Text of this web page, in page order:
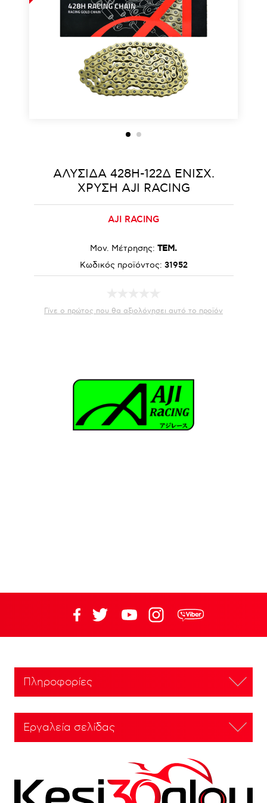
ΑΛΥΣΙΔΑ 428H-122Δ ΕΝΙΣΧ.
ΧΡΥΣΗ AJI RACING
AJI RACING
Μον. Μέτρησης: ΤΕΜ.
Κωδικός προϊόντος: 31952
Γίνε ο πρώτος που θα αξιολόγησει αυτό το προϊόν
Πληροφορίες
Εργαλεία σελίδας